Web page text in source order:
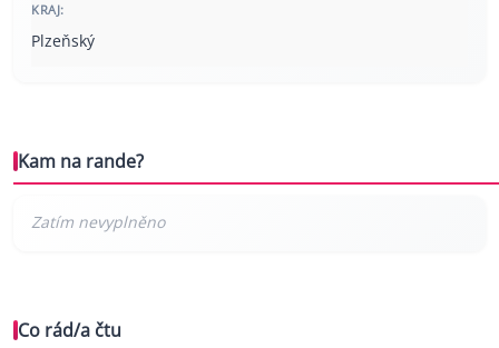
KRAJ:
Plzeňský
Kam na rande?
Co rád/a čtu